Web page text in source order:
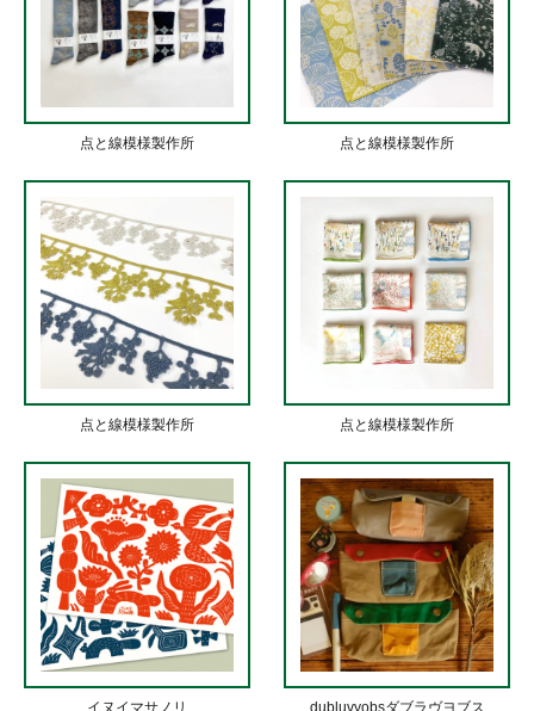
点と線模様製作所 点と線模様製作所
点と線模様製作所 点と線模様製作所
イヌイマサノリ dubluvyobsダブラヴヨブス